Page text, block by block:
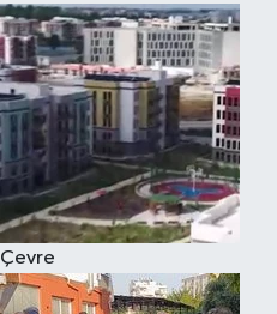
Çevre
Siyaset
Spor
Yaşam
Yerel Yönetimler
Yurttan